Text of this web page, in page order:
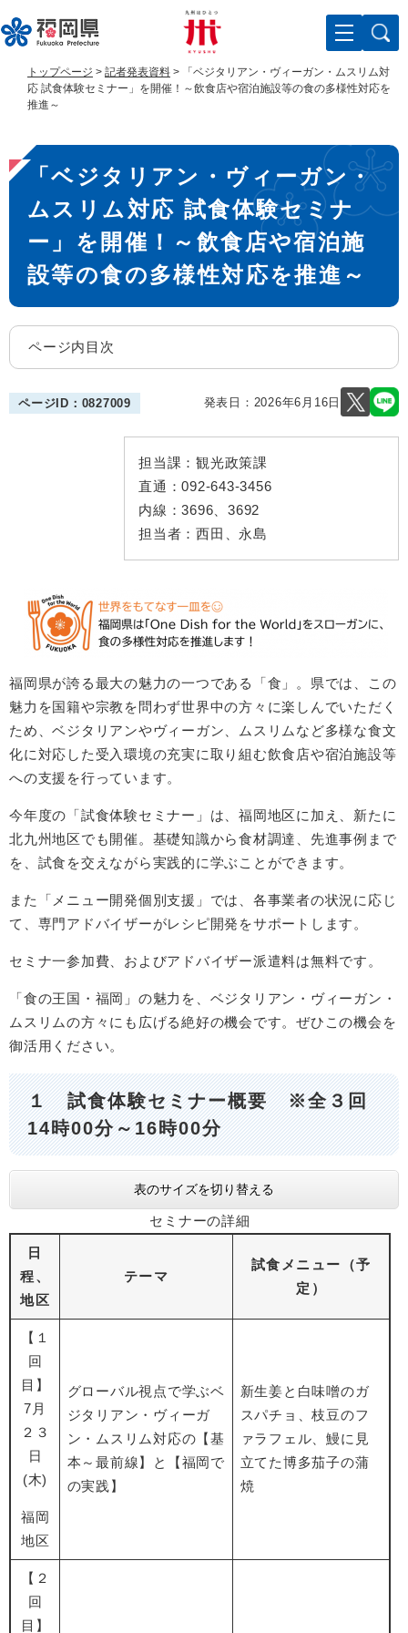
ー
ジ
。
ニ
ュ
て
本
トップページ > 記者発表資料 >
「ベジタリアン・ヴィーガン・ムスリム対
応 試食体験セミナー」を開催！～飲食店や宿泊施設等の食の多様性対応を
推進～
本
文
「ベジタリアン・ヴィーガン・
ムスリム対応 試食体験セミナ
ー」を開催！～飲食店や宿泊施
設等の食の多様性対応を推進～
ページ内目次
ページID：0827009 発表日： 2026年6月16日
担当課： 観光政策課
直通：092-643-3456
内線：3696、3692
担当者： 西田、永島
福岡県が誇る最大の魅力の一つである「食」。県では、この
魅力を国籍や宗教を問わず世界中の方々に楽しんでいただく
ため、ベジタリアンやヴィーガン、ムスリムなど多様な食文
化に対応した受入環境の充実に取り組む飲食店や宿泊施設等
への支援を行っています。
今年度の「試食体験セミナー」は、福岡地区に加え、新たに
北九州地区でも開催。基礎知識から食材調達、先進事例まで
を、試食を交えながら実践的に学ぶことができます。
また「メニュー開発個別支援」では、各事業者の状況に応じ
て、専門アドバイザーがレシピ開発をサポートします。
セミナ一参加費、およびアドバイザー派遣料は無料です。
「食の王国・福岡」の魅力を、ベジタリアン・ヴィーガン・
ムスリムの方々にも広げる絶好の機会です。ぜひこの機会を
御活用ください。
１ 試食体験セミナー概要 ※全３回
14時00分～16時00分
表のサイズを切り替える
セミナーの詳細
日
程、
地区
テーマ
試食メニュー（予
定）
【１
回
目】
7月
２３
日
(木)
福岡
地区
グローバル視点で学ぶベ
ジタリアン・ヴィーガ
ン・ムスリム対応の【基
本～最前線】と【福岡で
の実践】
新生姜と白味噌のガ
スパチョ、枝豆のフ
ァラフェル、鰻に見
立てた博多茄子の蒲
焼
【２
回
目】